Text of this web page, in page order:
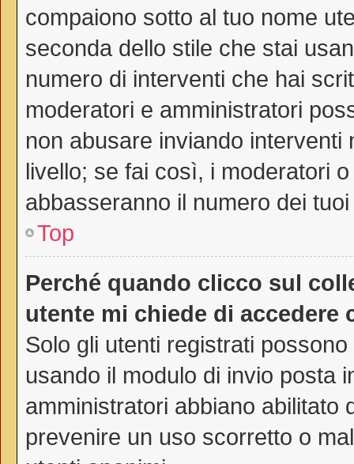
compaiono sotto al tuo nome
seconda dello stile che stai
numero di interventi che hai
moderatori e amministratori
non abusare inviando
livello; se fai così, i moderatori
abbasseranno il numero dei
Top
Perché quando clicco sul
utente mi chiede di accedere
Solo gli utenti registrati
usando il modulo di invio posta
amministratori abbiano abilitato
prevenire un uso scorretto o